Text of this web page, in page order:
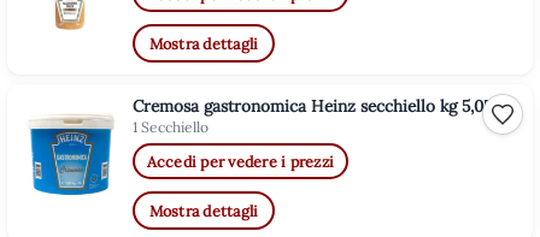
Mostra dettagli
Cremosa gastronomica Heinz secchiello kg 5,05
1 Secchiello
Accedi per vedere i prezzi
Mostra dettagli